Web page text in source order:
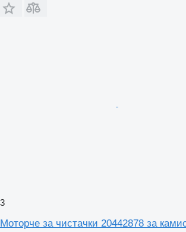
3
Моторче за чистачки 20442878 за